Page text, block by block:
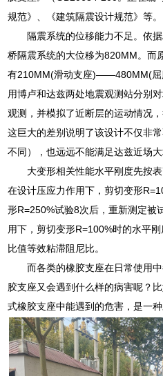
规范》、《建筑隔震设计规范》等。
隔震系统的位移能力不足。依
桥隔震系统的大位移为820MM。而
有210MM(滑动支座)——480MM(屈
用博卢和达兹两处地震观测站分别
观测，并模拟了近断层的运动情况
这巨大的差别说明了该设计不仅非
不同），也远远不能满足达兹近场大
大变形相关性能水平刚度先按
在设计压应力作用下，剪切变形
形R=250%试验8次后，重新测定被
用下，剪切变形R=100%时的水平
比值等效粘滞阻尼比。
而各类的橡胶支座在日常使用
胶支座又会遇到什么样的病害呢？
式橡胶支座中能遇到的危害，是一